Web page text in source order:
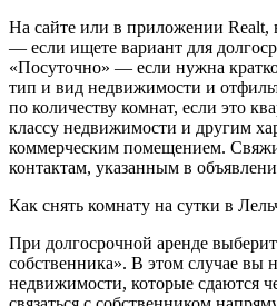
На сайте или в приложении Realt,
— если ищете вариант для
«Посуточно» — если нужна
тип и вид недвижимости и
по количеству комнат, если это
классу недвижимости и другим
коммерческим помещением.
контактам, указанным в
Как снять комнату на сутки в
При долгосрочной аренде
собственника». В этом случае вы
недвижимости, которые сдаются